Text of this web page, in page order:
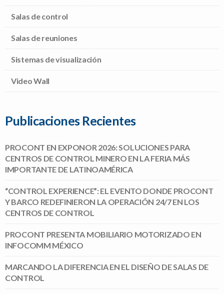
Salas de control
Salas de reuniones
Sistemas de visualización
Video Wall
Publicaciones Recientes
PROCONT EN EXPONOR 2026: SOLUCIONES PARA
CENTROS DE CONTROL MINERO EN LA FERIA MÁS
IMPORTANTE DE LATINOAMÉRICA
“CONTROL EXPERIENCE”: EL EVENTO DONDE PROCONT
Y BARCO REDEFINIERON LA OPERACIÓN 24/7 EN LOS
CENTROS DE CONTROL
PROCONT PRESENTA MOBILIARIO MOTORIZADO EN
INFOCOMM MÉXICO
MARCANDO LA DIFERENCIA EN EL DISEÑO DE SALAS DE
CONTROL